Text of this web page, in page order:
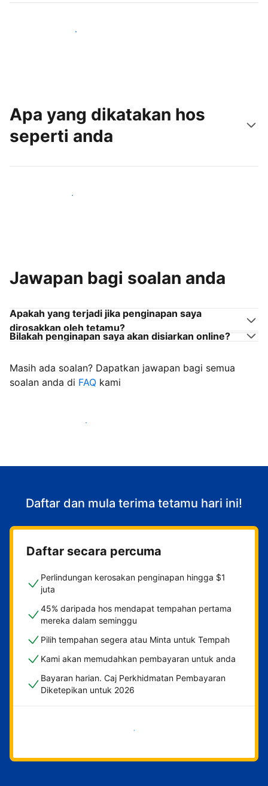
Tarik tetamu baru hari ini
Apa yang dikatakan hos
seperti anda
Sertai hos seperti anda
Jawapan bagi soalan anda
Apakah yang terjadi jika penginapan saya
dirosakkan oleh tetamu?
Bilakah penginapan saya akan disiarkan online?
Masih ada soalan? Dapatkan jawapan bagi semua
soalan anda di FAQ kami
Mula mengalu-alukan tetamu
Daftar dan mula terima tetamu hari ini!
Daftar secara percuma
Perlindungan kerosakan penginapan hingga $1
juta
45% daripada hos mendapat tempahan pertama
mereka dalam seminggu
Pilih tempahan segera atau Minta untuk Tempah
Kami akan memudahkan pembayaran untuk anda
Bayaran harian. Caj Perkhidmatan Pembayaran
Diketepikan untuk 2026
Mulakan sekarang